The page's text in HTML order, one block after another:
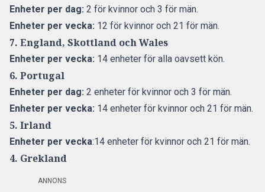
Enheter per dag: 2 för kvinnor och 3 för män.
Enheter per vecka: 12 för kvinnor och 21 för män.
7. England, Skottland och Wales
Enheter per vecka: 14 enheter för alla oavsett kön.
6. Portugal
Enheter per dag: 2 enheter för kvinnor och 3 för män.
Enheter per vecka: 14 enheter för kvinnor och 21 för män.
5. Irland
Enheter per vecka:14 enheter för kvinnor och 21 för män.
4. Grekland
ANNONS